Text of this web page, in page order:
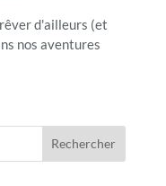
d'ailleurs (et
nos aventures